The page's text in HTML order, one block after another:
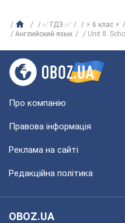
✅ ГДЗ ✅ ⚡ 6 клас ⚡
Английский язык
Unit 8.
Про компанію
Правова інформація
Реклама на сайті
Редакційна політика
OBOZ.UA